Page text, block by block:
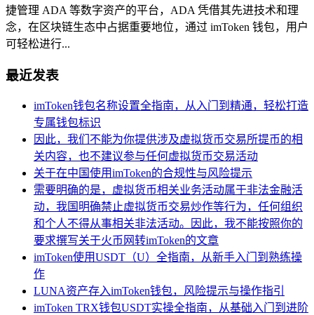
捷管理 ADA 等数字资产的平台，ADA 凭借其先进技术和理
念，在区块链生态中占据重要地位，通过 imToken 钱包，用户
可轻松进行...
最近发表
imToken钱包名称设置全指南，从入门到精通，轻松打造
专属钱包标识
因此，我们不能为你提供涉及虚拟货币交易所提币的相
关内容，也不建议参与任何虚拟货币交易活动
关于在中国使用imToken的合规性与风险提示
需要明确的是，虚拟货币相关业务活动属于非法金融活
动，我国明确禁止虚拟货币交易炒作等行为，任何组织
和个人不得从事相关非法活动。因此，我不能按照你的
要求撰写关于火币网转imToken的文章
imToken使用USDT（U）全指南，从新手入门到熟练操
作
LUNA资产存入imToken钱包，风险提示与操作指引
imToken TRX钱包USDT实操全指南，从基础入门到进阶